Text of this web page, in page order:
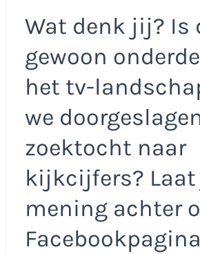
Wat denk jij? Is
gewoon
het tv-
we
zoektocht naar
kijkcijfers? Laat
mening achter